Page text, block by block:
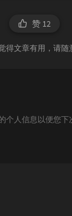
赞 12
得文章有用，请随
个人信息以便您